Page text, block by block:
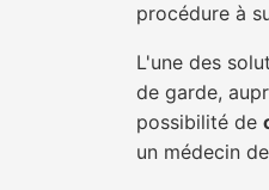
procédure à
L'une des
de garde,
possibilité de
un médecin